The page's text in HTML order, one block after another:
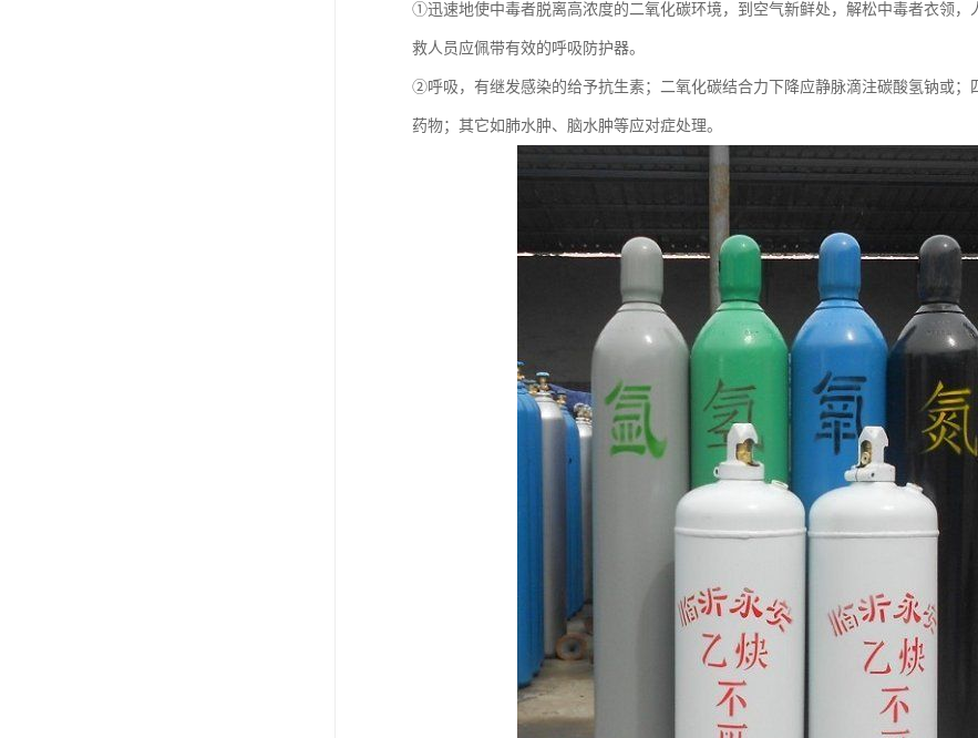
①迅速地使中毒者脱离高浓度的二氧化碳环境，到空气新鲜处，解松中毒者衣领
救人员应佩带有效的呼吸防护器。
②呼吸，有继发感染的给予抗生素；二氧化碳结合力下降应静脉滴注碳酸氢钠或；
药物；其它如肺水肿、脑水肿等应对症处理。